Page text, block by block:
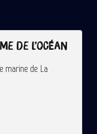
de l’océan
marine de La